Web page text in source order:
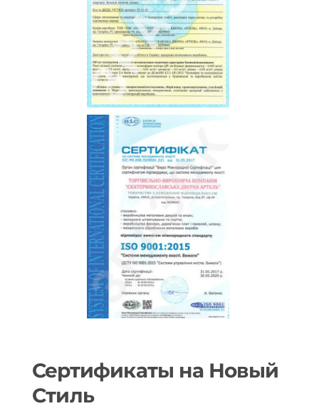
Сертификаты на Новый
Стиль